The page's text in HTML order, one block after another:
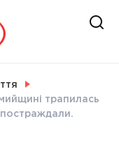
трапилась